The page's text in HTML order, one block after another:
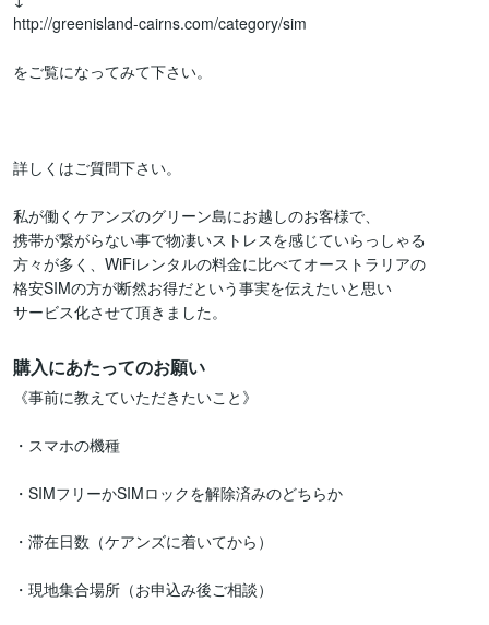
http://greenisland-cairns.com/category/sim
をご覧になってみて下さい。
詳しくはご質問下さい。
私が働くケアンズのグリーン島にお越しのお客様で、
携帯が繋がらない事で物凄いストレスを感じていらっしゃる
方々が多く、WiFiレンタルの料金に比べてオーストラリアの
格安SIMの方が断然お得だという事実を伝えたいと思い
サービス化させて頂きました。
購入にあたってのお願い
《事前に教えていただきたいこと》
・スマホの機種
・SIMフリーかSIMロックを解除済みのどちらか
・滞在日数（ケアンズに着いてから）
・現地集合場所（お申込み後ご相談）